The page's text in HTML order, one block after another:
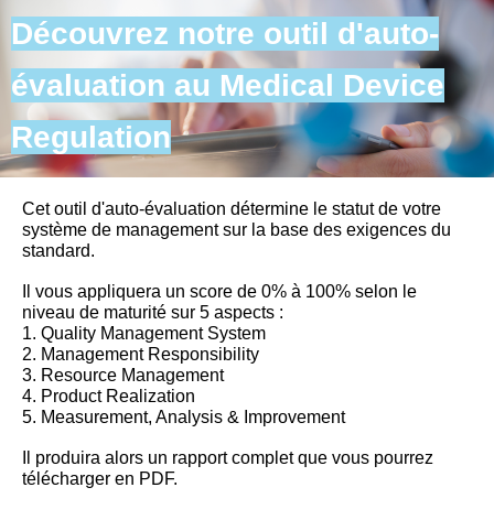
Découvrez notre outil d'auto-
évaluation au Medical Device
Regulation
Cet outil d'auto-évaluation détermine le statut de votre
système de management sur la base des exigences du
standard.
Il vous appliquera un score de 0% à 100% selon le
niveau de maturité sur 5 aspects :
1. Quality Management System
2. Management Responsibility
3. Resource Management
4. Product Realization
5. Measurement, Analysis & Improvement
Il produira alors un rapport complet que vous pourrez
télécharger en PDF.